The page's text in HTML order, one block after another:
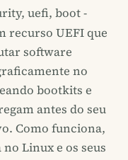
uefi, boot -
recurso UEFI que
software
no
bootkits e
antes do seu
Como funciona,
Linux e os seus